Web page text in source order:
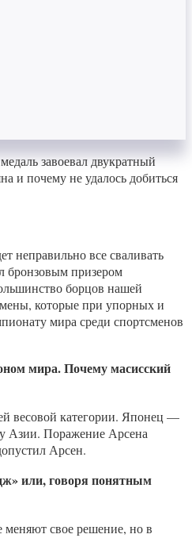
завоевал двукратный
и почему не удалось добиться
неправильно все сваливать
бронзовым призером
борцов нашей
которые при упорных и
мира среди спортсменов
мира. Почему масисский
весовой категории. Японец —
Азии. Поражение Арсена
Арсен.
»или, говоря понятным
меняют свое решение, но в